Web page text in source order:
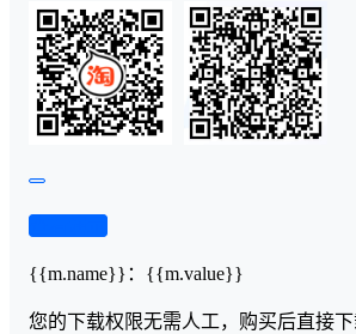
{{m.name}} ： {{m.value}}
您的下载权限无需人工，购买后直接